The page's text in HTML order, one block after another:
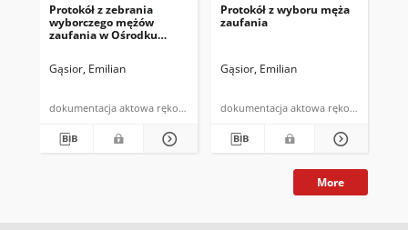
Protokół z zebrania
wyborczego mężów
zaufania w Ośrodku
Gąsior, Emilian
dokumentacja aktowa rękopis
Protokół z wyboru męża
zaufania
Gąsior, Emilian
dokumentacja aktowa rękopis
More